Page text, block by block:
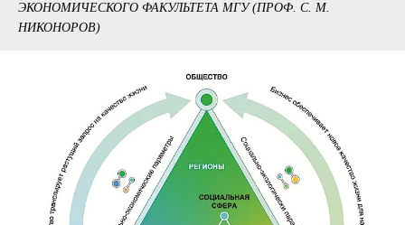
ЭКОНОМИЧЕСКОГО ФАКУЛЬТЕТА МГУ (ПРОФ. С. М.
НИКОНОРОВ)